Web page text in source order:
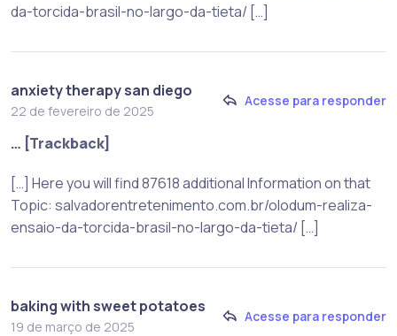
da-torcida-brasil-no-largo-da-tieta/ […]
anxiety therapy san diego
22 de fevereiro de 2025
Acesse para responder
… [Trackback]
[…] Here you will find 87618 additional Information on that
Topic: salvadorentretenimento.com.br/olodum-realiza-
ensaio-da-torcida-brasil-no-largo-da-tieta/ […]
baking with sweet potatoes
19 de março de 2025
Acesse para responder